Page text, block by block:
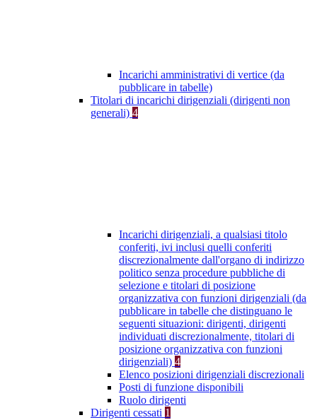
Incarichi amministrativi di vertice (da
pubblicare in tabelle)
Titolari di incarichi dirigenziali (dirigenti non
generali) 4
Incarichi dirigenziali, a qualsiasi titolo
conferiti, ivi inclusi quelli conferiti
discrezionalmente dall'organo di indirizzo
politico senza procedure pubbliche di
selezione e titolari di posizione
organizzativa con funzioni dirigenziali (da
pubblicare in tabelle che distinguano le
seguenti situazioni: dirigenti, dirigenti
individuati discrezionalmente, titolari di
posizione organizzativa con funzioni
dirigenziali) 4
Elenco posizioni dirigenziali discrezionali
Posti di funzione disponibili
Ruolo dirigenti
Dirigenti cessati 1